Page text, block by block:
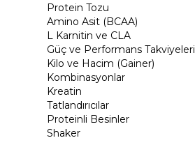
Protein Tozu
Amino Asit (BCAA)
L Karnitin ve CLA
Güç ve Performans Takviyeleri
Kilo ve Hacim (Gainer)
Kombinasyonlar
Kreatin
Tatlandırıcılar
Proteinli Besinler
Shaker